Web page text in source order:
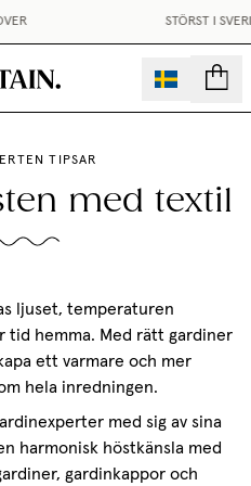
STÖRST I SVERIGE PÅ
TIPSAR
med textil
ljuset, temperaturen
tid hemma. Med rätt gardiner
ett varmare och mer
hela inredningen.
med sig av sina
harmonisk höstkänsla med
gardinkappor och